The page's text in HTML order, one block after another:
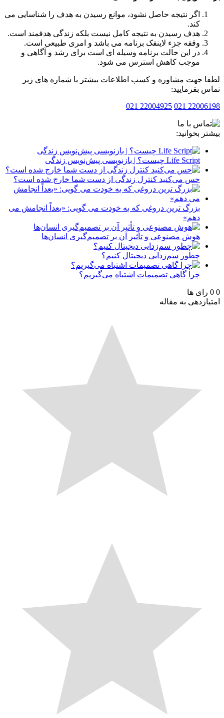
اگر نتیجه حاصل نشود، موانع رسیدن به هدف را شناسایی می
هدف رسیدن به نتیجه کامل نیست بلکه زندگی هدفمند است.
وقفه جزء لاینفک برنامه می باشد و امری طبیعی است.
در این حالت برنامه وسیله ای است برای رشد و آگاهی و
موجب کاهش استرس می شود.
جهت مشاوره و کسب اطلاعات بیشتر با شماره های زیر
بفرمایید:
22004925 021
بخوانید:
Life Script چیست؟ | بازنویسی پیش‌نویس زندگی
حس می‌کنید کنترل زندگی از دست شما خارج شده است؟
بزرگ ترین دروغی که به خودت می گویی: «بعداً انجامش می
دهم»
هوش مصنوعی و تأثیر آن بر تصمیم‌گیری انسان‌ها
چطور سم‌زدایی دیجیتال کنیم؟
چرا گاهی تصمیمات اشتباه می‌گیریم؟
رای ها
به مقاله